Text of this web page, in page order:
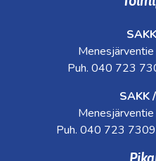
Puh. 040 723
SAKK
Puh. 040 723